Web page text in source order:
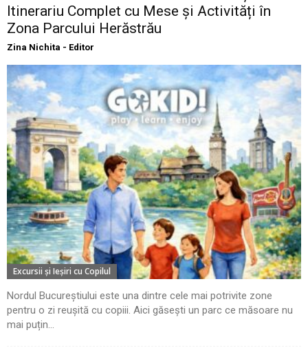
Itinerariu Complet cu Mese și Activități în
Zona Parcului Herăstrău
Zina Nichita - Editor
Excursii şi Ieşiri cu Copilul
Nordul Bucureștiului este una dintre cele mai potrivite zone
pentru o zi reușită cu copiii. Aici găsești un parc ce măsoare nu
mai puțin...